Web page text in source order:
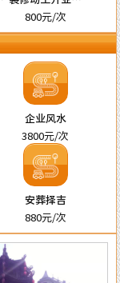
宅择吉
800元/次
企业风水
3800元/次
安葬择吉
880元/次